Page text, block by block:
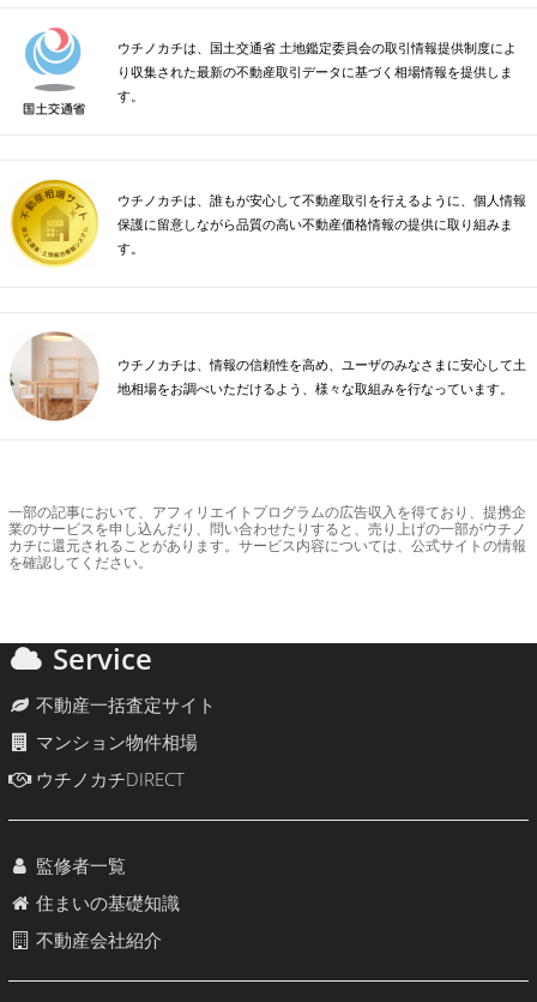
ウチノカチは、国土交通省 土地鑑定委員会の取引情報提供制度によ
り収集された最新の不動産取引データに基づく相場情報を提供しま
す。
ウチノカチは、誰もが安心して不動産取引を行えるように、個人情報
保護に留意しながら品質の高い不動産価格情報の提供に取り組みま
す。
ウチノカチは、情報の信頼性を高め、ユーザのみなさまに安心して土
地相場をお調べいただけるよう、様々な取組みを行なっています。
一部の記事において、アフィリエイトプログラムの広告収入を得ており、提携企
業のサービスを申し込んだり、問い合わせたりすると、売り上げの一部がウチノ
カチに還元されることがあります。サービス内容については、公式サイトの情報
を確認してください。
Service
不動産一括査定サイト
マンション物件相場
ウチノカチDIRECT
監修者一覧
住まいの基礎知識
不動産会社紹介